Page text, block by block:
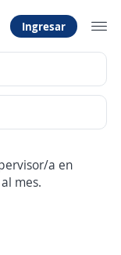
Ingresar
a en
mes.